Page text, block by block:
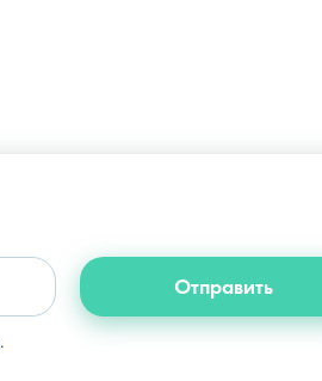
Отправить
.